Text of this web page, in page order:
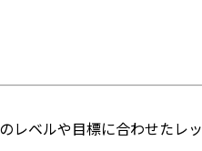
レベルや目標に合わせたレッ